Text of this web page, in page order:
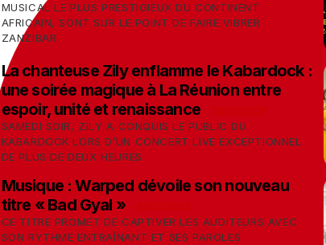
MUSICAL LE PLUS PRESTIGIEUX DU CONTINENT
AFRICAIN, SONT SUR LE POINT DE FAIRE VIBRER
ZANZIBAR
La chanteuse Zily enflamme le Kabardock :
une soirée magique à La Réunion entre
espoir, unité et renaissance
SAMEDI SOIR, ZILY A CONQUIS LE PUBLIC DU
KABARDOCK LORS D’UN CONCERT LIVE EXCEPTIONNEL
DE PLUS DE DEUX HEURES
Musique : Warped dévoile son nouveau
titre « Bad Gyal »
CE TITRE PROMET DE CAPTIVER LES AUDITEURS AVEC
SON RYTHME ENTRAÎNANT ET SES PAROLES